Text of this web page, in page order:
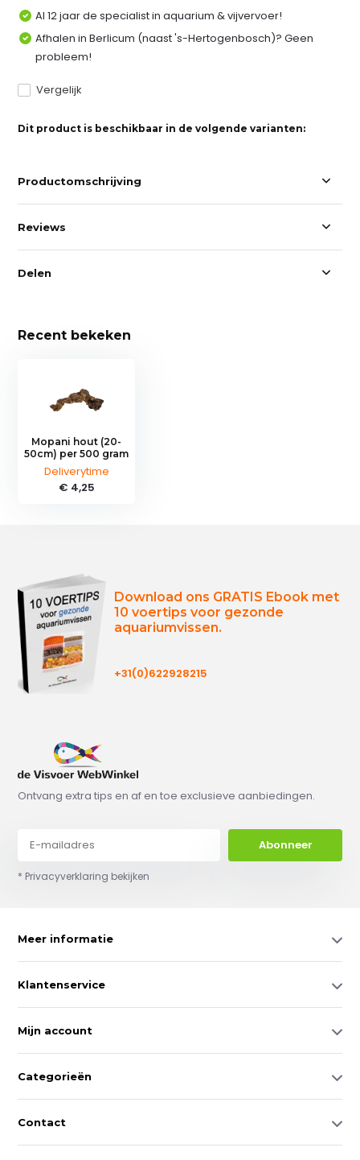
Al 12 jaar de specialist in aquarium & vijvervoer!
Afhalen in Berlicum (naast 's-Hertogenbosch)? Geen
probleem!
Vergelijk
Dit product is beschikbaar in de volgende varianten:
Productomschrijving
Reviews
Delen
Recent bekeken
Mopani hout (20-
50cm) per 500 gram
Deliverytime
€ 4,25
Download ons GRATIS Ebook met
10 voertips voor gezonde
aquariumvissen.
+31(0)622928215
Ontvang extra tips en af en toe exclusieve aanbiedingen.
Abonneer
* Privacyverklaring bekijken
Meer informatie
Klantenservice
Mijn account
Categorieën
Contact